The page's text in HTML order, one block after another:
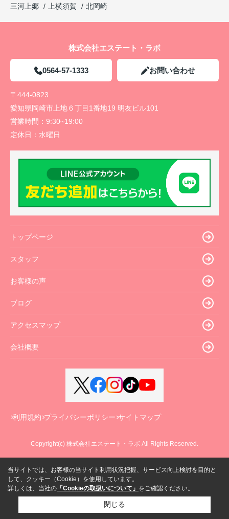
三河上郷
上横須賀 北岡崎
株式会社エステート・ラボ
0564-57-1333 お問い合わせ
〒444-0823
愛知県岡崎市上地６丁目1番地19 明友ビル101
営業時間： 9:30~19:00
定休日： 水曜日
トップページ
スタッフ
お客様の声
ブログ
アクセスマップ
会社概要
利用規約 プライバシーポリシー サイトマップ
Copyright(c) 株式会社エステート・ラボ All Rights Reserved.
当サイトでは、お客様の当サイト利用状況把握、サービス向上検討を目的と
して、クッキー（Cookie）を使用しています。
詳しくは、当社の 「Cookieの取扱いについて」 をご確認ください。
閉じる